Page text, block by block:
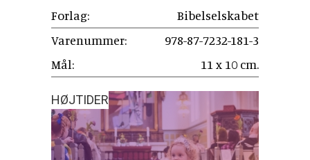
Forlag:
Bibelselskabet
Varenummer:
978-87-7232-181-3
Mål:
11 x 10 cm.
HØJTIDER